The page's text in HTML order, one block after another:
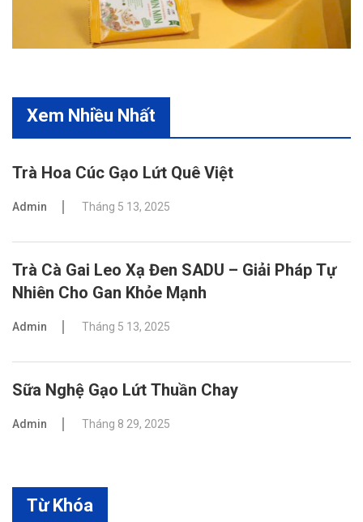
Xem Nhiều Nhất
Trà Hoa Cúc Gạo Lứt Quê Việt
Admin Tháng 5 13, 2025
Trà Cà Gai Leo Xạ Đen SADU – Giải Pháp Tự
Nhiên Cho Gan Khỏe Mạnh
Admin Tháng 5 13, 2025
Sữa Nghệ Gạo Lứt Thuần Chay
Admin Tháng 8 29, 2025
Từ Khóa